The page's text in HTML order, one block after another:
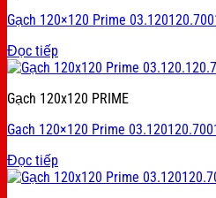
Gạch 120×120 Prime
Đọc tiếp
Gạch 120x120 PRIME
Gach 120×120 Prime
Đọc tiếp